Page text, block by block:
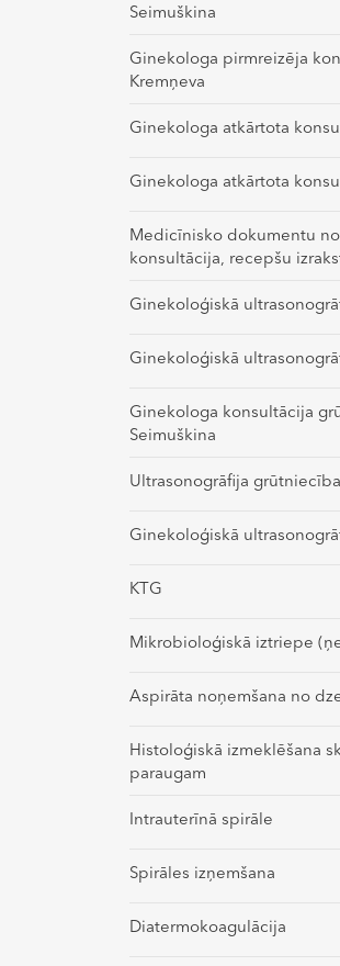
Seimuškina
Ginekologa pirmreizēja
Kremņeva
Ginekologa atkārtota
Ginekologa atkārtota
Medicīnisko dokumentu
konsultācija, recepšu
Ginekoloģiskā
Ginekoloģiskā
Ginekologa konsultācija
Seimuškina
Ultrasonogrāfija
Ginekoloģiskā
KTG
Mikrobioloģiskā iztriepe
Aspirāta noņemšana no
Histoloģiskā izmeklēšana
paraugam
Intrauterīnā spirāle
Spirāles izņemšana
Diatermokoagulācija